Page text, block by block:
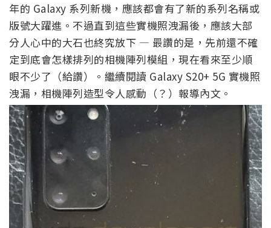
年的 Galaxy 系列新機，應該都會有了新的系列名稱或
版號大躍進。不過直到這些實機照洩漏後，應該大部
分人心中的大石也終究放下 — 最讚的是，先前還不確
定到底會怎樣排列的相機陣列模組，現在看來至少順
眼不少了（給讚）。繼續閱讀 Galaxy S20+ 5G 實機照
洩漏，相機陣列造型令人感動（？）報導內文。